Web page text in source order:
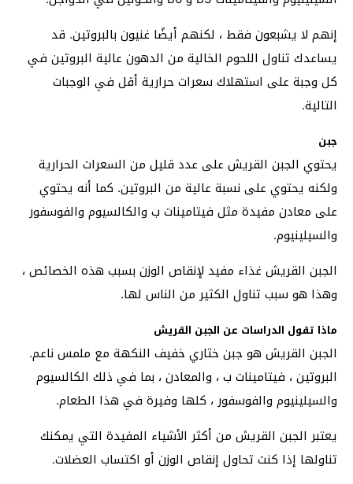
إنهم لا يشبعون فقط ، لكنهم أيضًا غنيون بالبروتين. قد
يساعدك تناول اللحوم الخالية من الدهون عالية البروتين في
كل وجبة على استهلاك سعرات حرارية أقل في الوجبات
التالية.
جبن
يحتوي الجبن القريش على عدد قليل من السعرات الحرارية
ولكنه يحتوي على نسبة عالية من البروتين. كما أنه يحتوي
على معادن مفيدة مثل فيتامينات ب والكالسيوم والفوسفور
والسيلينيوم.
الجبن القريش غذاء مفيد لإنقاص الوزن بسبب هذه الخصائص ،
وهذا هو سبب تناول الكثير من الناس لها.
ماذا تقول الدراسات عن الجبن القريش
الجبن القريش هو جبن خثاري خفيف النكهة مع ملمس ناعم.
البروتين ، فيتامينات ب ، والمعادن ، بما في ذلك الكالسيوم
والسيلينيوم والفوسفور ، كلها وفيرة في هذا الطعام.
يعتبر الجبن القريش من أكثر الأشياء المفيدة التي يمكنك
تناولها إذا كنت تحاول إنقاص الوزن أو اكتساب العضلات.